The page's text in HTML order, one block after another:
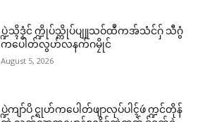
ပ္ဍဲသ္ၚိဒၟံင် က္ဍိုပ်သ္ကိုပ်ပျူသဝ်ထဳကအ်သံင်ဂှ် သီဂွံ
ကပေါတ်လွဟ်လနက်ဂမၠိုင်
August 5, 2026
ပ္ဍဲကျာ်ပိ င္ရုဟ်ကပေါတ်ဖျာလုပ်ပါၚ်ဖဴ က္ဍင်တိုန်